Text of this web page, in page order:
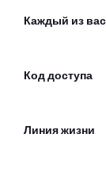
Каждый из вас
Код доступа
Линия жизни